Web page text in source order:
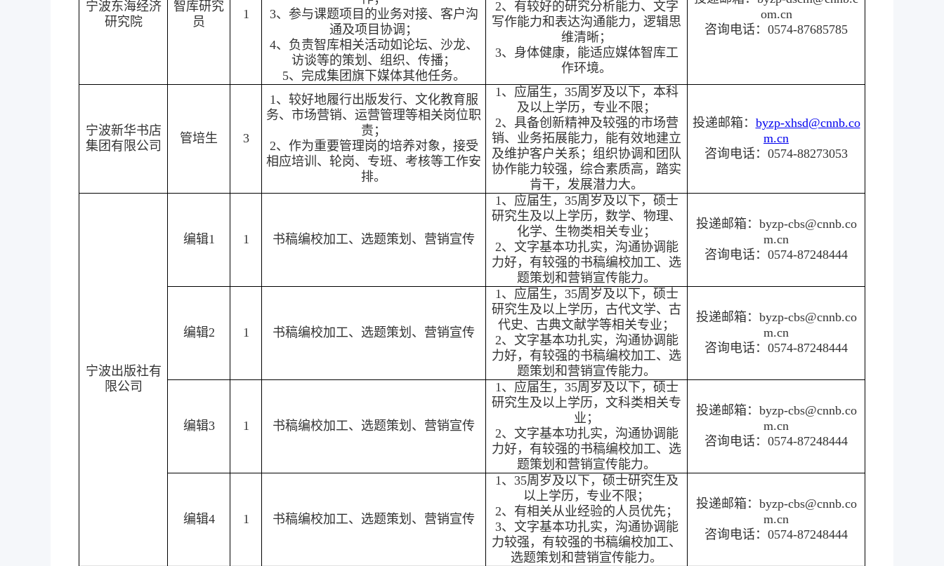
宁波东海经济
研究院
智库研究
员
1
3、参与课题项目的业务对接、客户沟
通及项目协调；
4、负责智库相关活动如论坛、沙龙、
访谈等的策划、组织、传播；
5、完成集团旗下媒体其他任务。
2、有较好的研究分析能力、文字
写作能力和表达沟通能力，逻辑思
维清晰；
3、身体健康，能适应媒体智库工
作环境。
om.cn
咨询电话：0574-87685785
宁波新华书店
集团有限公司
管培生 3
1、较好地履行出版发行、文化教育服
务、市场营销、运营管理等相关岗位职
责；
2、作为重要管理岗的培养对象，接受
相应培训、轮岗、专班、考核等工作安
排。
1、应届生，35周岁及以下，本科
及以上学历，专业不限；
2、具备创新精神及较强的市场营
销、业务拓展能力，能有效地建立
及维护客户关系；组织协调和团队
协作能力较强，综合素质高，踏实
肯干，发展潜力大。
投递邮箱： byzp-xhsd@cnnb.co
m.cn
咨询电话：0574-88273053
宁波出版社有
限公司
编辑1 1 书稿编校加工、选题策划、营销宣传
1、应届生，35周岁及以下，硕士
研究生及以上学历，数学、物理、
化学、生物类相关专业；
2、文字基本功扎实，沟通协调能
力好，有较强的书稿编校加工、选
题策划和营销宣传能力。
投递邮箱：byzp-cbs@cnnb.co
m.cn
咨询电话：0574-87248444
编辑2 1 书稿编校加工、选题策划、营销宣传
1、应届生，35周岁及以下，硕士
研究生及以上学历，古代文学、古
代史、古典文献学等相关专业；
2、文字基本功扎实，沟通协调能
力好，有较强的书稿编校加工、选
题策划和营销宣传能力。
投递邮箱：byzp-cbs@cnnb.co
m.cn
咨询电话：0574-87248444
编辑3 1 书稿编校加工、选题策划、营销宣传
1、应届生，35周岁及以下，硕士
研究生及以上学历，文科类相关专
业；
2、文字基本功扎实，沟通协调能
力好，有较强的书稿编校加工、选
题策划和营销宣传能力。
投递邮箱：byzp-cbs@cnnb.co
m.cn
咨询电话：0574-87248444
编辑4 1 书稿编校加工、选题策划、营销宣传
1、35周岁及以下，硕士研究生及
以上学历，专业不限；
2、有相关从业经验的人员优先；
3、文字基本功扎实，沟通协调能
力较强，有较强的书稿编校加工、
选题策划和营销宣传能力。
投递邮箱：byzp-cbs@cnnb.co
m.cn
咨询电话：0574-87248444